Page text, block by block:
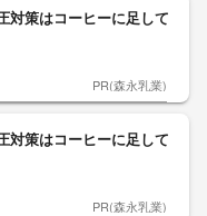
対策はコーヒーに足して
PR(森永乳業)
対策はコーヒーに足して
PR(森永乳業)